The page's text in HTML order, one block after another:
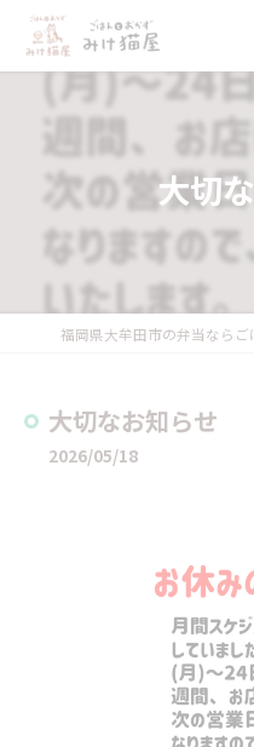
大切
大切なお知らせ
2026/05/18